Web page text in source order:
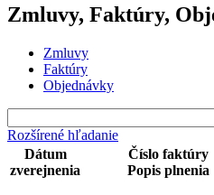
Zmluvy, Faktúry,
Zmluvy
Faktúry
Objednávky
Rozšírené hľadanie
Dátum
zverejnenia
Číslo faktúry
Popis plnenia